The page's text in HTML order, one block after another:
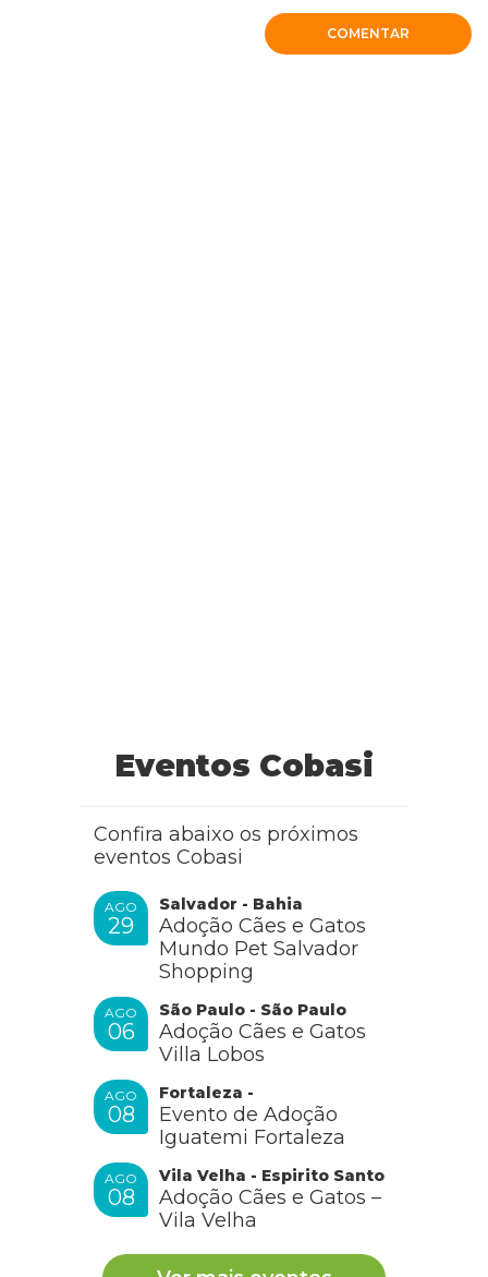
COMENTAR
Eventos Cobasi
Confira abaixo os próximos
eventos Cobasi
AGO
29
Salvador - Bahia
Adoção Cães e Gatos
Mundo Pet Salvador
Shopping
AGO
06
São Paulo - São Paulo
Adoção Cães e Gatos
Villa Lobos
AGO
08
Fortaleza -
Evento de Adoção
Iguatemi Fortaleza
AGO
08
Vila Velha - Espirito Santo
Adoção Cães e Gatos –
Vila Velha